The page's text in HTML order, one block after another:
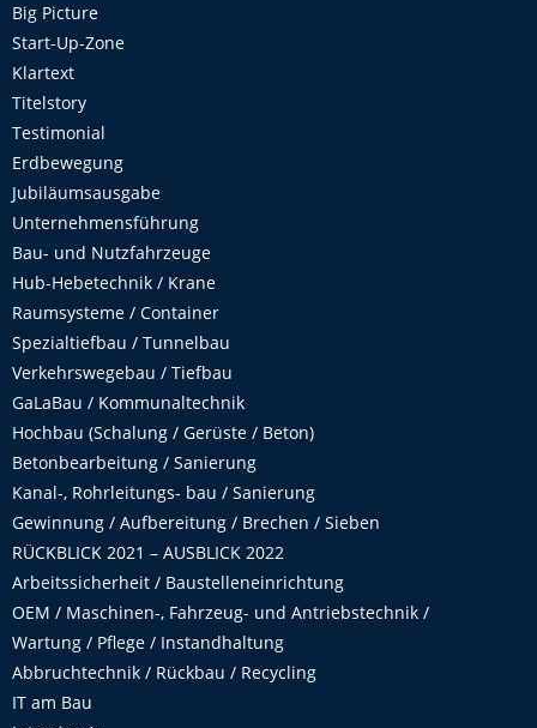
Big Picture
Start-Up-Zone
Klartext
Titelstory
Testimonial
Erdbewegung
Jubiläumsausgabe
Unternehmensführung
Bau- und Nutzfahrzeuge
Hub-Hebetechnik / Krane
Raumsysteme / Container
Spezialtiefbau / Tunnelbau
Verkehrswegebau / Tiefbau
GaLaBau / Kommunaltechnik
Hochbau (Schalung / Gerüste / Beton)
Betonbearbeitung / Sanierung
Kanal-, Rohrleitungs- bau / Sanierung
Gewinnung / Aufbereitung / Brechen / Sieben
RÜCKBLICK 2021 – AUSBLICK 2022
Arbeitssicherheit / Baustelleneinrichtung
OEM / Maschinen-, Fahrzeug- und Antriebstechnik /
Wartung / Pflege / Instandhaltung
Abbruchtechnik / Rückbau / Recycling
IT am Bau